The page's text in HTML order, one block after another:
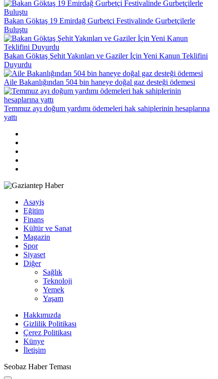
Bakan Göktaş 19 Emirdağ Gurbetçi Festivalinde Gurbetçilerle
Buluştu
Bakan Göktaş Şehit Yakınları ve Gaziler İçin Yeni Kanun Teklifini
Duyurdu
Aile Bakanlığından 504 bin haneye doğal gaz desteği ödemesi
Temmuz ayı doğum yardımı ödemeleri hak sahiplerinin hesaplarına
yattı
Asayiş
Eğitim
Finans
Kültür ve Sanat
Magazin
Spor
Siyaset
Diğer
Sağlık
Teknoloji
Yemek
Yaşam
Hakkımızda
Gizlilik Politikası
Çerez Politikası
Künye
İletişim
Seobaz Haber Teması